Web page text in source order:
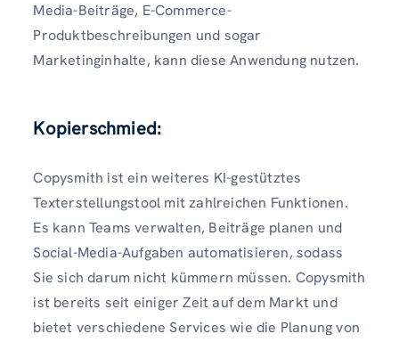
Media-Beiträge, E-Commerce-
Produktbeschreibungen und sogar
Marketinginhalte, kann diese Anwendung nutzen.
Kopierschmied:
Copysmith ist ein weiteres KI-gestütztes
Texterstellungstool mit zahlreichen Funktionen.
Es kann Teams verwalten, Beiträge planen und
Social-Media-Aufgaben automatisieren, sodass
Sie sich darum nicht kümmern müssen. Copysmith
ist bereits seit einiger Zeit auf dem Markt und
bietet verschiedene Services wie die Planung von